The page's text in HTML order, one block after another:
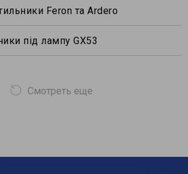
Feron та Ardero
під лампу GX53
Смотреть еще